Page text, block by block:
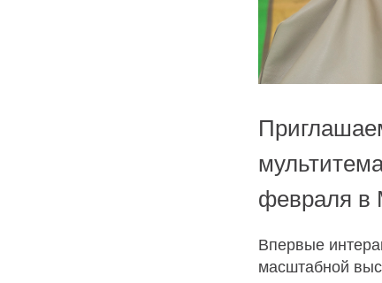
февраля в
Впервые
масштабной